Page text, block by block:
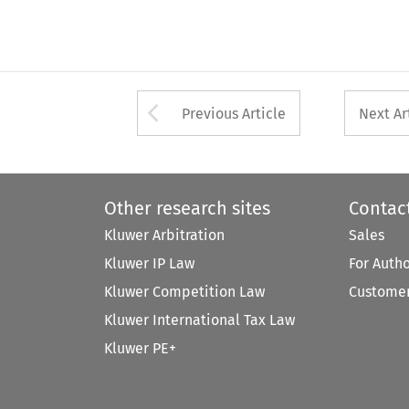
Arrow button used
Previous Article Next
Other research sites
Kluwer Arbitration
Kluwer IP Law
Kluwer Competition Law
Kluwer International Tax Law
Kluwer PE+
Sales
For